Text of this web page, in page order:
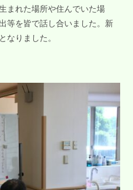
まれた場所や住んでいた場
等を皆で話し合いました。新
なりました。